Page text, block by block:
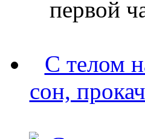
первой
С телом
сон,